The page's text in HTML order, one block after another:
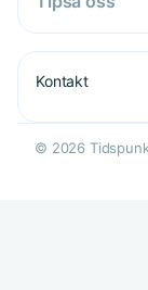
Kontakt
© 2026